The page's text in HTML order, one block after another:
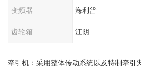
变频器 海利普
齿轮箱 江阴
牵引机：采用整体传动系统以及特制牵引